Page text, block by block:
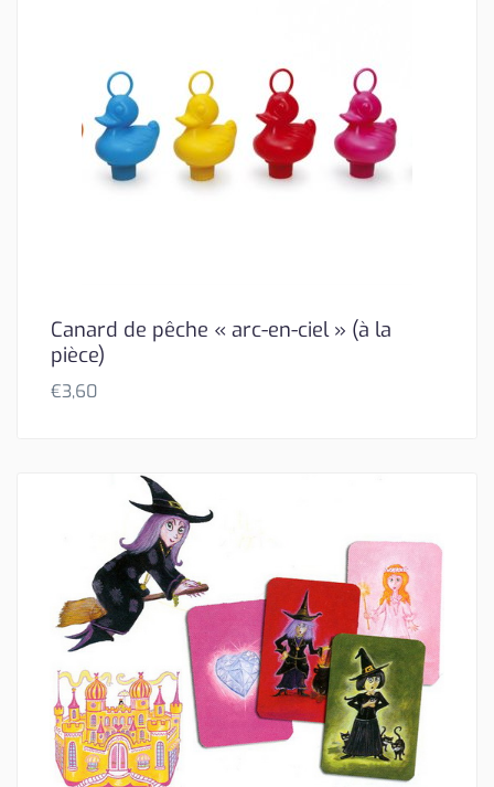
Canard de pêche « arc-en-ciel » (à la
pièce)
€3,60